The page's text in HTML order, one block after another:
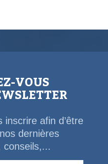
VOUS
inscrire afin d’être
dernières
conseils,...